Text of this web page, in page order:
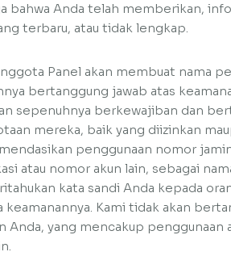
bahwa Anda telah memberikan,
terbaru, atau tidak lengkap.
Panel akan membuat nama
bertanggung jawab atas
sepenuhnya berkewajiban dan
mereka, baik yang diizinkan
penggunaan nomor
atau nomor akun lain, sebagai
kata sandi Anda kepada
keamanannya. Kami tidak akan
Anda, yang mencakup